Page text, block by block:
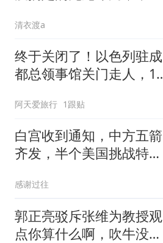
清衣渡a
终于关闭了！以色列驻成
都总领事馆关门走人，12
阿天爱旅行 1跟贴
白宫收到通知，中方五箭
齐发，半个美国挑战特朗
感谢过往
郭正亮驳斥张维为教授观
点你算什么啊，吹牛没